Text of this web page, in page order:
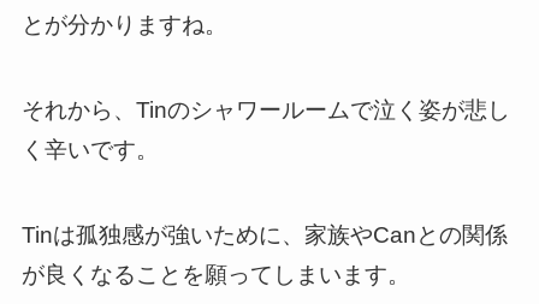
とが分かりますね。
それから、Tinのシャワールームで泣く姿が悲し
く辛いです。
Tinは孤独感が強いために、家族やCanとの関係
が良くなることを願ってしまいます。